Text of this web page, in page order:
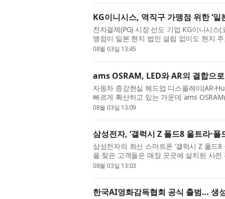
KG이니시스, 역직구 가맹점 위한 ‘
전자결제(PG) 시장 선도 기업 KG이니시
맹점이 일본 현지 법인 설립 없이도 현지
핵심 기술 특허 등록을 완료했다고 3일 밝
08월 03일 13:45
ams OSRAM, LED와 AR의 결합으
자동차 증강현실 헤드업 디스플레이(AR-
빠르게 확산하고 있는 가운데 ams
구현을 위한 프로젝션 등급 RGB LED 광원
08월 03일 13:09
삼성전자, ‘갤럭시 Z 폴드8 울트라·
삼성전자의 최신 스마트폰 ‘갤럭시 Z 폴드
을 찾은 고객들은 매장 곳곳에 설치된 사
라·폴드8·플립8’의 새로운 디자인과 기능
08월 03일 13:03
한국AI영화감독협회 공식 출범… 생